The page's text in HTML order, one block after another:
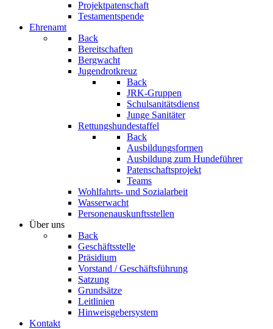
Projektpatenschaft
Testamentspende
Ehrenamt
Back
Bereitschaften
Bergwacht
Jugendrotkreuz
Back
JRK-Gruppen
Schulsanitätsdienst
Junge Sanitäter
Rettungshundestaffel
Back
Ausbildungsformen
Ausbildung zum Hundeführer
Patenschaftsprojekt
Teams
Wohlfahrts- und Sozialarbeit
Wasserwacht
Personenauskunftsstellen
Über uns
Back
Geschäftsstelle
Präsidium
Vorstand / Geschäftsführung
Satzung
Grundsätze
Leitlinien
Hinweisgebersystem
Kontakt